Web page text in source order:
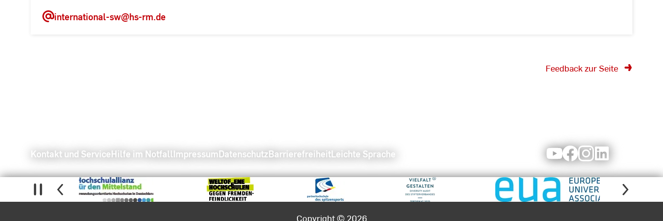
international-sw@hs-rm.de
Feedback zur Seite
Kontakt und ServiceHilfe im NotfallImpressumDatenschutzBarrierefreiheitLeichte Sprache YoutubeFacebookInstagram
Copyright © 2026